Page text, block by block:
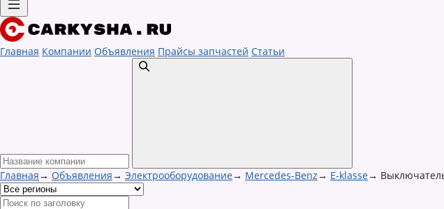
Главная Компании Объявления Прайсы запчастей Статьи
Главная→ Объявления→ Электрооборудование→ Mercedes-Benz→ E-klasse→